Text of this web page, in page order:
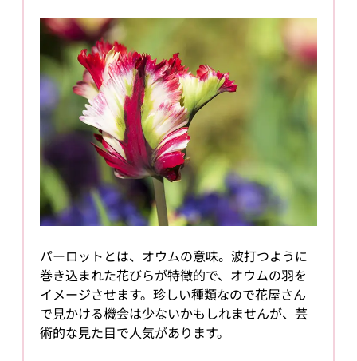
パーロットとは、オウムの意味。波打つように
巻き込まれた花びらが特徴的で、オウムの羽を
イメージさせます。珍しい種類なので花屋さん
で見かける機会は少ないかもしれませんが、芸
術的な見た目で人気があります。